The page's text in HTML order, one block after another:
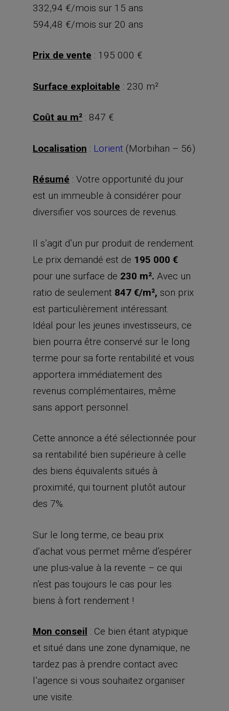
332,94 €/mois sur 15 ans
594,48 €/mois sur 20 ans
Prix de vente : 195 000 €
Surface exploitable : 230 m²
Coût au m² : 847 €
Localisation : Lorient (Morbihan – 56)
Résumé : Votre opportunité du jour
est un immeuble à considérer pour
diversifier vos sources de revenus.
Il s’agit d’un pur produit de rendement.
Le prix demandé est de 195 000 €
pour une surface de 230 m². Avec un
ratio de seulement 847 €/m², son prix
est particulièrement intéressant.
Idéal pour les jeunes investisseurs, ce
bien pourra être conservé sur le long
terme pour sa forte rentabilité et vous
apportera immédiatement des
revenus complémentaires, même
sans apport personnel.
Cette annonce a été sélectionnée pour
sa rentabilité bien supérieure à celle
des biens équivalents situés à
proximité, qui tournent plutôt autour
des 7%.
Sur le long terme, ce beau prix
d’achat vous permet même d’espérer
une plus-value à la revente – ce qui
n’est pas toujours le cas pour les
biens à fort rendement !
Mon conseil : Ce bien étant atypique
et situé dans une zone dynamique, ne
tardez pas à prendre contact avec
l’agence si vous souhaitez organiser
une visite.